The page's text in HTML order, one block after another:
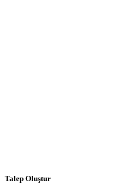
Talep Oluştur